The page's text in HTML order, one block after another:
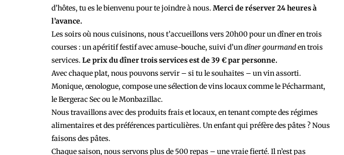
d’hôtes, tu es le bienvenu pour te joindre à nous. Merci de réserver 24 heures à
l’avance.
Les soirs où nous cuisinons, nous t’accueillons vers 20h00 pour un dîner en trois
courses : un apéritif festif avec amuse-bouche, suivi d’undîner gourmanden trois
services. Le prix du dîner trois services est de 39 € par personne.
Avec chaque plat, nous pouvons servir – si tu le souhaites – un vin assorti.
Monique, œnologue, compose une sélection de vins locaux comme le Pécharmant,
le Bergerac Sec ou le Monbazillac.
Nous travaillons avec des produits frais et locaux, en tenant compte des régimes
alimentaires et des préférences particulières. Un enfant qui préfère des pâtes ? Nous
faisons des pâtes.
Chaque saison, nous servons plus de 500 repas – une vraie fierté. Il n’est pas